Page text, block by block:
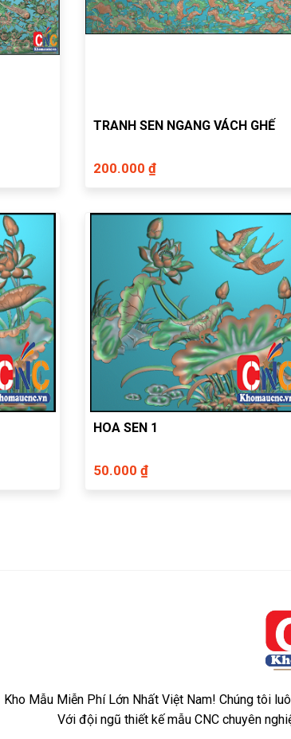
TRANH SEN NGANG VÁCH GHẾ
200.000 ₫
HOA SEN 1
50.000 ₫
Kho Mẫu Miễn Phí Lớn Nhất Việt Nam! Chúng tôi
Với đội ngũ thiết kế mẫu CNC chuyên